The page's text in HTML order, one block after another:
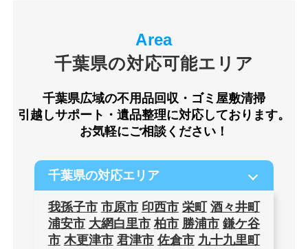
千葉県の対応可能エリア
千葉県広域の不用品回収・ゴミ屋敷清掃
引越しサポート・遺品整理に対応しております。
お気軽にご相談ください！
千葉県の対応エリア
我孫子市 市原市 印西市 栄町
酒々井町
浦安市 大網白里市 柏市 勝浦市 鎌ケ谷
市 木更津市 君津市 佐倉市 九十九里町